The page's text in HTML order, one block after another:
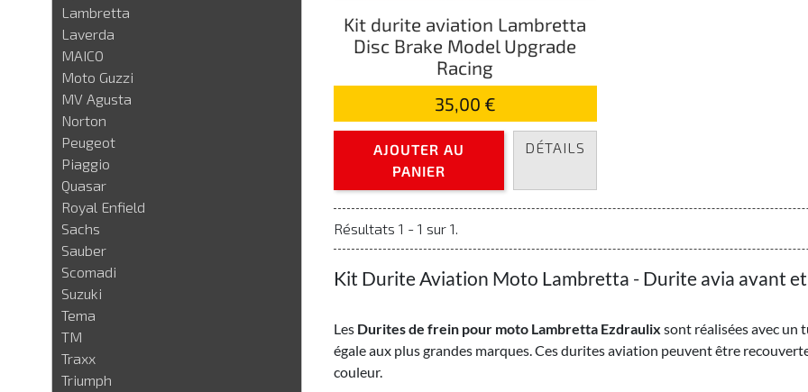
Lambretta
Laverda
MAICO
Moto Guzzi
MV Agusta
Norton
Peugeot
Piaggio
Quasar
Royal Enfield
Sachs
Sauber
Scomadi
Suzuki
Tema
TM
Traxx
Triumph
Kit durite aviation Lambretta
Disc Brake Model Upgrade
Racing
35,00 €
AJOUTER AU
PANIER
DÉTAILS
Résultats 1 - 1 sur 1.
Kit Durite Aviation Moto Lambretta - Durite avia avant
Les Durites de frein pour moto Lambretta Ezdraulix sont réalisées avec un
égale aux plus grandes marques. Ces durites aviation peuvent être
couleur.